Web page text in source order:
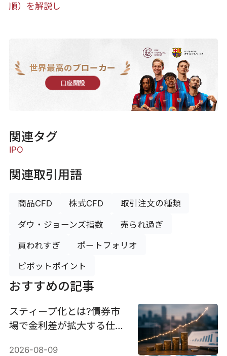
順）を解説し
世界最高のブローカー
口座開設
関連タグ
IPO
関連取引用語
商品CFD 株式CFD 取引注文の種類
ダウ・ジョーンズ指数 売られ過ぎ
買われすぎ ポートフォリオ
ピボットポイント
おすすめの記事
スティープ化とは?債券市
場で金利差が拡大する仕組
2026-08-09